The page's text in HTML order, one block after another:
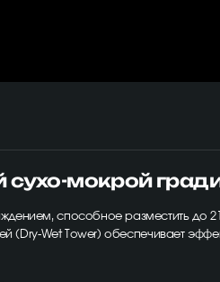
сухо-мокрой
способное разместить до
(Dry-Wet Tower) обеспечивает